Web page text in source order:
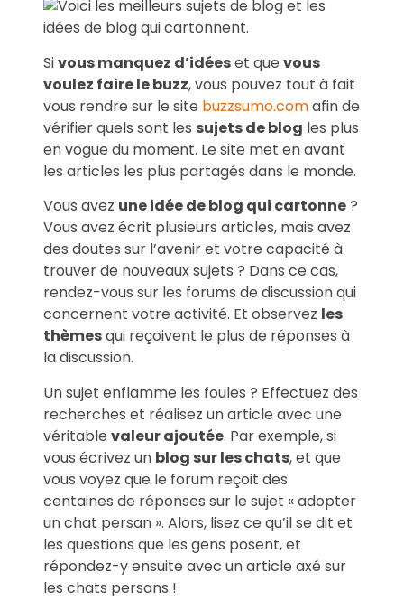
Sivous manquez d’idéeset que vous
voulez faire le buzz, vous pouvez tout à fait
vous rendre sur le site buzzsumo.comafin de
vérifier quels sont les sujets de blog les plus
en vogue du moment. Le site met en avant
les articles les plus partagés dans le monde.
Vous avez une idée de blog qui cartonne?
Vous avez écrit plusieurs articles, mais avez
des doutes sur l’avenir et votre capacité à
trouver de nouveaux sujets ? Dans ce cas,
rendez-vous sur les forums de discussion qui
concernent votre activité. Et observez les
thèmesqui reçoivent le plus de réponses à
la discussion.
Un sujet enflamme les foules ? Effectuez des
recherches et réalisez un article avec une
véritable valeur ajoutée. Par exemple, si
vous écrivez un blog sur les chats, et que
vous voyez que le forum reçoit des
centaines de réponses sur le sujet « adopter
un chat persan ». Alors, lisez ce qu’il se dit et
les questions que les gens posent, et
répondez-y ensuite avec un article axé sur
les chats persans !